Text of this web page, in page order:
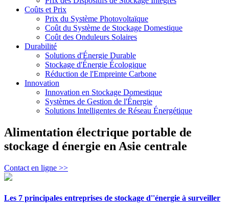
Coûts et Prix
Prix du Système Photovoltaïque
Coût du Système de Stockage Domestique
Coût des Onduleurs Solaires
Durabilité
Solutions d'Énergie Durable
Stockage d'Énergie Écologique
Réduction de l'Empreinte Carbone
Innovation
Innovation en Stockage Domestique
Systèmes de Gestion de l'Énergie
Solutions Intelligentes de Réseau Énergétique
Alimentation électrique portable de
stockage d énergie en Asie centrale
Contact en ligne >>
Les 7 principales entreprises de stockage d''énergie à surveiller